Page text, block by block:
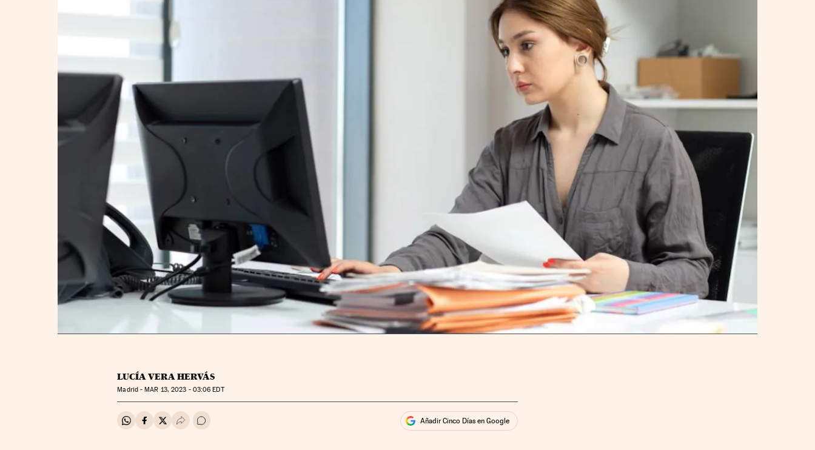
LUCÍA VERA HERVÁS
Madrid - MAR 13, 2023 - 03:06 EDT
Compartir en Whatsapp
Compartir en Facebook
Compartir en Twitter
Desplegar Redes Sociales
Ir a los comentarios Añadir Cinco Días en Google